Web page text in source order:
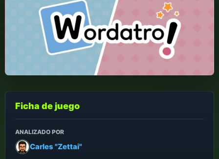
Ficha de juego
ANALIZADO POR
Carles "Zettai"